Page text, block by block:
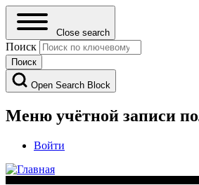
Close search
Поиск
Open Search Block
Меню учётной записи
Войти